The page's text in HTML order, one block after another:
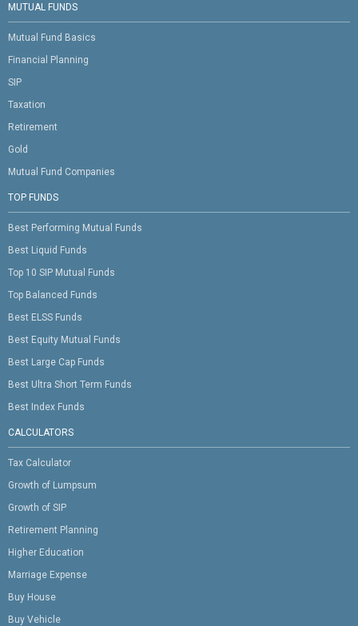
MUTUAL FUNDS
Mutual Fund Basics
Financial Planning
SIP
Taxation
Retirement
Gold
Mutual Fund Companies
TOP FUNDS
Best Performing Mutual Funds
Best Liquid Funds
Top 10 SIP Mutual Funds
Top Balanced Funds
Best ELSS Funds
Best Equity Mutual Funds
Best Large Cap Funds
Best Ultra Short Term Funds
Best Index Funds
CALCULATORS
Tax Calculator
Growth of Lumpsum
Growth of SIP
Retirement Planning
Higher Education
Marriage Expense
Buy House
Buy Vehicle